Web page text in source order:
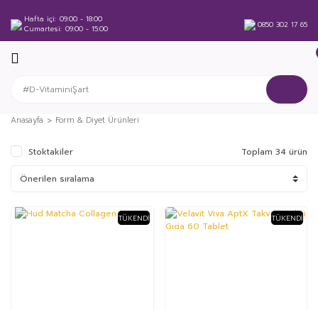
Hafta içi 09:00 - 18:00
Cumartesi 09:00 - 15:00 0850 302 17 65
Anasayfa Form & Diyet Ürünleri
Stoktakiler Toplam 34 ürün
%27 TÜKENDI %9 TÜKENDI